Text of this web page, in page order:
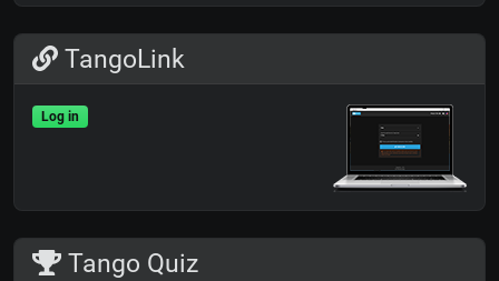
TangoLink
Log in
Tango Quiz